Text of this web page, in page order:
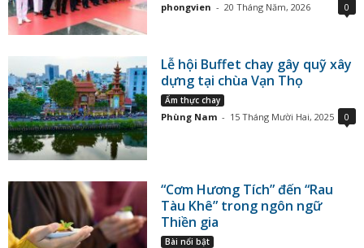
phongvien - 20 Tháng Năm, 2026 0
Lễ hội Buffet chay gây quỹ xây
dựng tại chùa Vạn Thọ
Ẩm thực chay
Phùng Nam - 15 Tháng Mười Hai, 2025 0
“Cơm Hương Tích” đến “Rau
Tàu Khê” trong ngôn ngữ
Thiền gia
Bài nổi bật